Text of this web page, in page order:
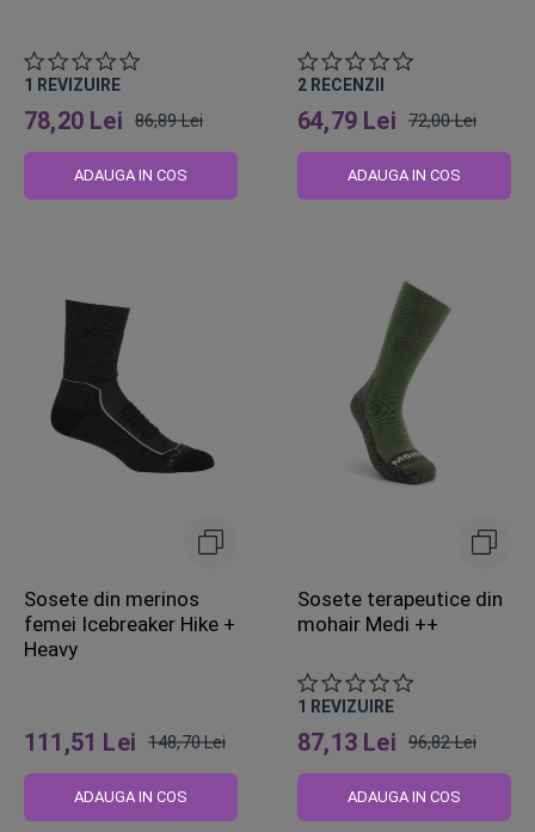
1 REVIZUIRE
78,20 Lei
obisnuit
86,89 Lei
ADAUGA IN COS
2 RECENZII
64,79 Lei
obisnuit
72,00 Lei
ADAUGA IN COS
Sosete din merinos
femei Icebreaker Hike +
Heavy
111,51 Lei
obisnuit
148,70 Lei
ADAUGA IN COS
Sosete terapeutice din
mohair Medi ++
1 REVIZUIRE
87,13 Lei
obisnuit
96,82 Lei
ADAUGA IN COS